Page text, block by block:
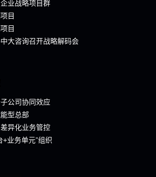
业战略项目群
目
目
大咨询召开战略解码会
公司协同效应
型总部
异化业务管控
+业务单元”组织